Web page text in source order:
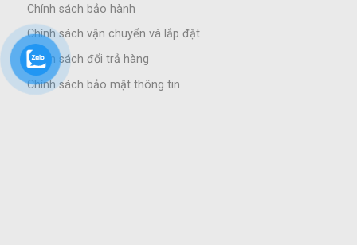
Chính sách bảo hành
Chính sách vận chuyển và lắp đặt
Chính sách đổi trả hàng
Chính sách bảo mật thông tin